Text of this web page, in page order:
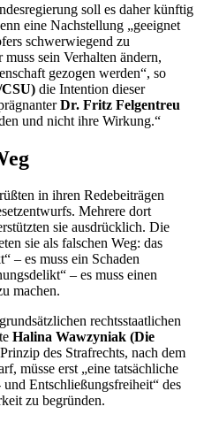
soll es daher künftig
eine Nachstellung „geeignet
schwerwiegend zu
sein Verhalten ändern,
gezogen werden“, so
die Intention dieser
Dr. Fritz Felgentreu
und nicht ihre Wirkung.“
in ihren Redebeiträgen
Mehrere dort
sie ausdrücklich. Die
sie als falschen Weg: das
– es muss ein Schaden
– es muss einen
machen.
rechtsstaatlichen
Halina Wawzyniak (Die
des Strafrechts, nach dem
müsse erst „eine tatsächliche
Entschließungsfreiheit“ des
zu begründen.